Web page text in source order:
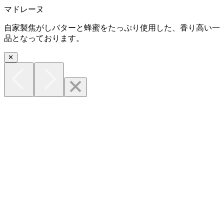
マドレーヌ
自家製焦がしバターと蜂蜜をたっぷり使用した、香り高い一
品となっております。
✕